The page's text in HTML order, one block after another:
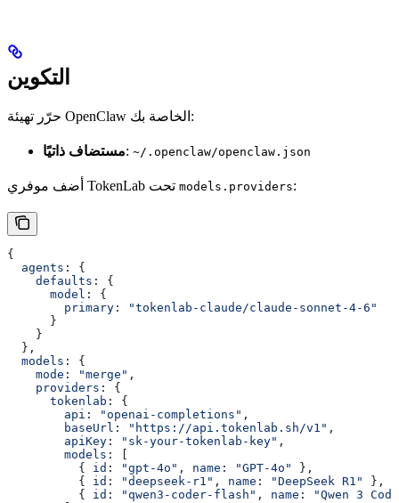
التكوين
حرّر تهيئة OpenClaw الخاصة بك:
مستضاف ذاتيًا: ~/.openclaw/openclaw.json
models.providers:
{
  agents
: {
    defaults
: {
      model
: {
        primary
:
"tokenlab-claude/claude-sonnet-4-6"
      }
    }
  },
  models
: {
    mode
: "merge" ,
    providers
: {
      tokenlab
: {
        api
: "openai-completions" ,
        baseUrl
: "https://api.tokenlab.sh/v1" ,
        apiKey
: "sk-your-tokenlab-key" ,
        models
: [
          {
id : "gpt-4o" , name : "GPT-4o"
},
          {
id : "deepseek-r1" , name : "DeepSeek R1"
},
          {
id : "qwen3-coder-flash" , name :
"Qwen 3